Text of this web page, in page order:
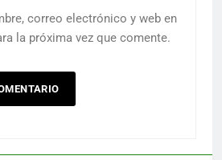
correo electrónico y web en
la próxima vez que comente.